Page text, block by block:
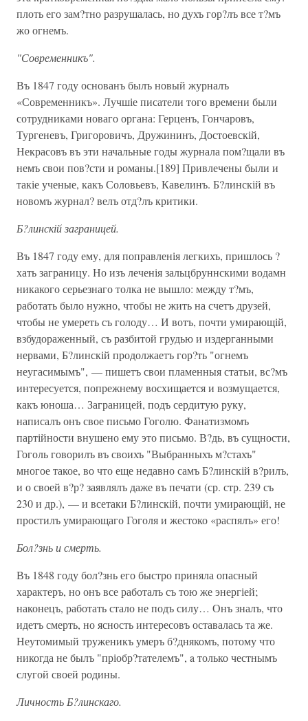
плоть его зам?тно разрушалась, но духъ гор?лъ все т?мъ
жо огнемъ.
"Современникъ".
Въ 1847 году основанъ былъ новый журналъ
«Современникъ». Лучшіе писатели того времени были
сотрудниками новаго органа: Герценъ, Гончаровъ,
Тургеневъ, Григоровичъ, Дружининъ, Достоевскій,
Некрасовъ въ эти начальные годы журнала пом?щали въ
немъ свои пов?сти и романы.[189] Привлечены были и
такіе ученые, какъ Соловьевъ, Кавелинъ. Б?линскій въ
новомъ журнал? велъ отд?лъ критики.
Б?линскій заграницей.
Въ 1847 году ему, для поправленія легкихъ, пришлось ?
хать заграницу. Но изъ леченія зальцбруннскими водамн
никакого серьезнаго толка не вышло: между т?мъ,
работать было нужно, чтобы не жить на счетъ друзей,
чтобы не умереть съ голоду… И вотъ, почти умирающій,
взбудораженный, съ разбитой грудью и издерганными
нервами, Б?линскій продолжаетъ гор?ть "огнемъ
неугасимымъ", — пишетъ свои пламенныя статьи, вс?мъ
интересуется, попрежнему восхищается и возмущается,
какъ юноша… Заграницей, подъ сердитую руку,
написалъ онъ свое письмо Гоголю. Фанатизмомъ
партійности внушено ему это письмо. В?дь, въ сущности,
Гоголь говорилъ въ своихъ "Выбранныхъ м?стахъ"
многое такое, во что еще недавно самъ Б?линскій в?рилъ,
и о своей в?р? заявлялъ даже въ печати (ср. стр. 239 съ
230 и др.), — и всетаки Б?линскій, почти умирающій, не
простилъ умирающаго Гоголя и жестоко «распялъ» его!
Бол?знь и смерть.
Въ 1848 году бол?знь его быстро приняла опасный
характеръ, но онъ все работалъ съ тою же энергіей;
наконецъ, работать стало не подъ силу… Онъ зналъ, что
идетъ смерть, но ясность интересовъ оставалась та же.
Неутомимый труженикъ умеръ б?днякомъ, потому что
никогда не былъ "пріобр?тателемъ", a только честнымъ
слугой своей родины.
Личность Б?линскаго.